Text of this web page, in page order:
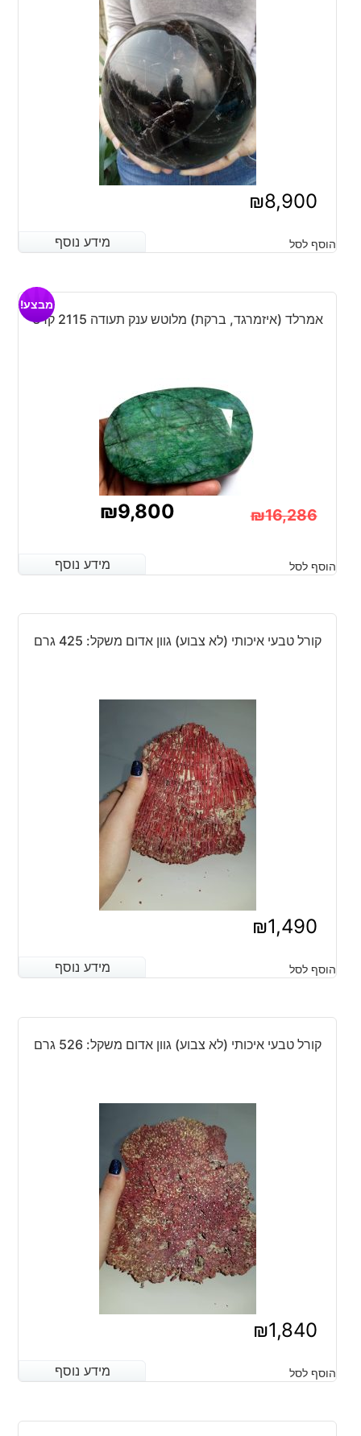
₪8,900
מידע נוסף הוסף לסל מידע נוסף
אמרלד (איזמרגד, ברקת) מלוטש ענק תעודה 2115 קרט
מבצע!
₪16,286
המקורי
₪9,800
הנוכחי
מידע נוסף הוסף לסל מידע נוסף
קורל טבעי איכותי (לא צבוע) גוון אדום משקל: 425 גרם
₪1,490
מידע נוסף הוסף לסל מידע נוסף
קורל טבעי איכותי (לא צבוע) גוון אדום משקל: 526 גרם
₪1,840
מידע נוסף הוסף לסל מידע נוסף